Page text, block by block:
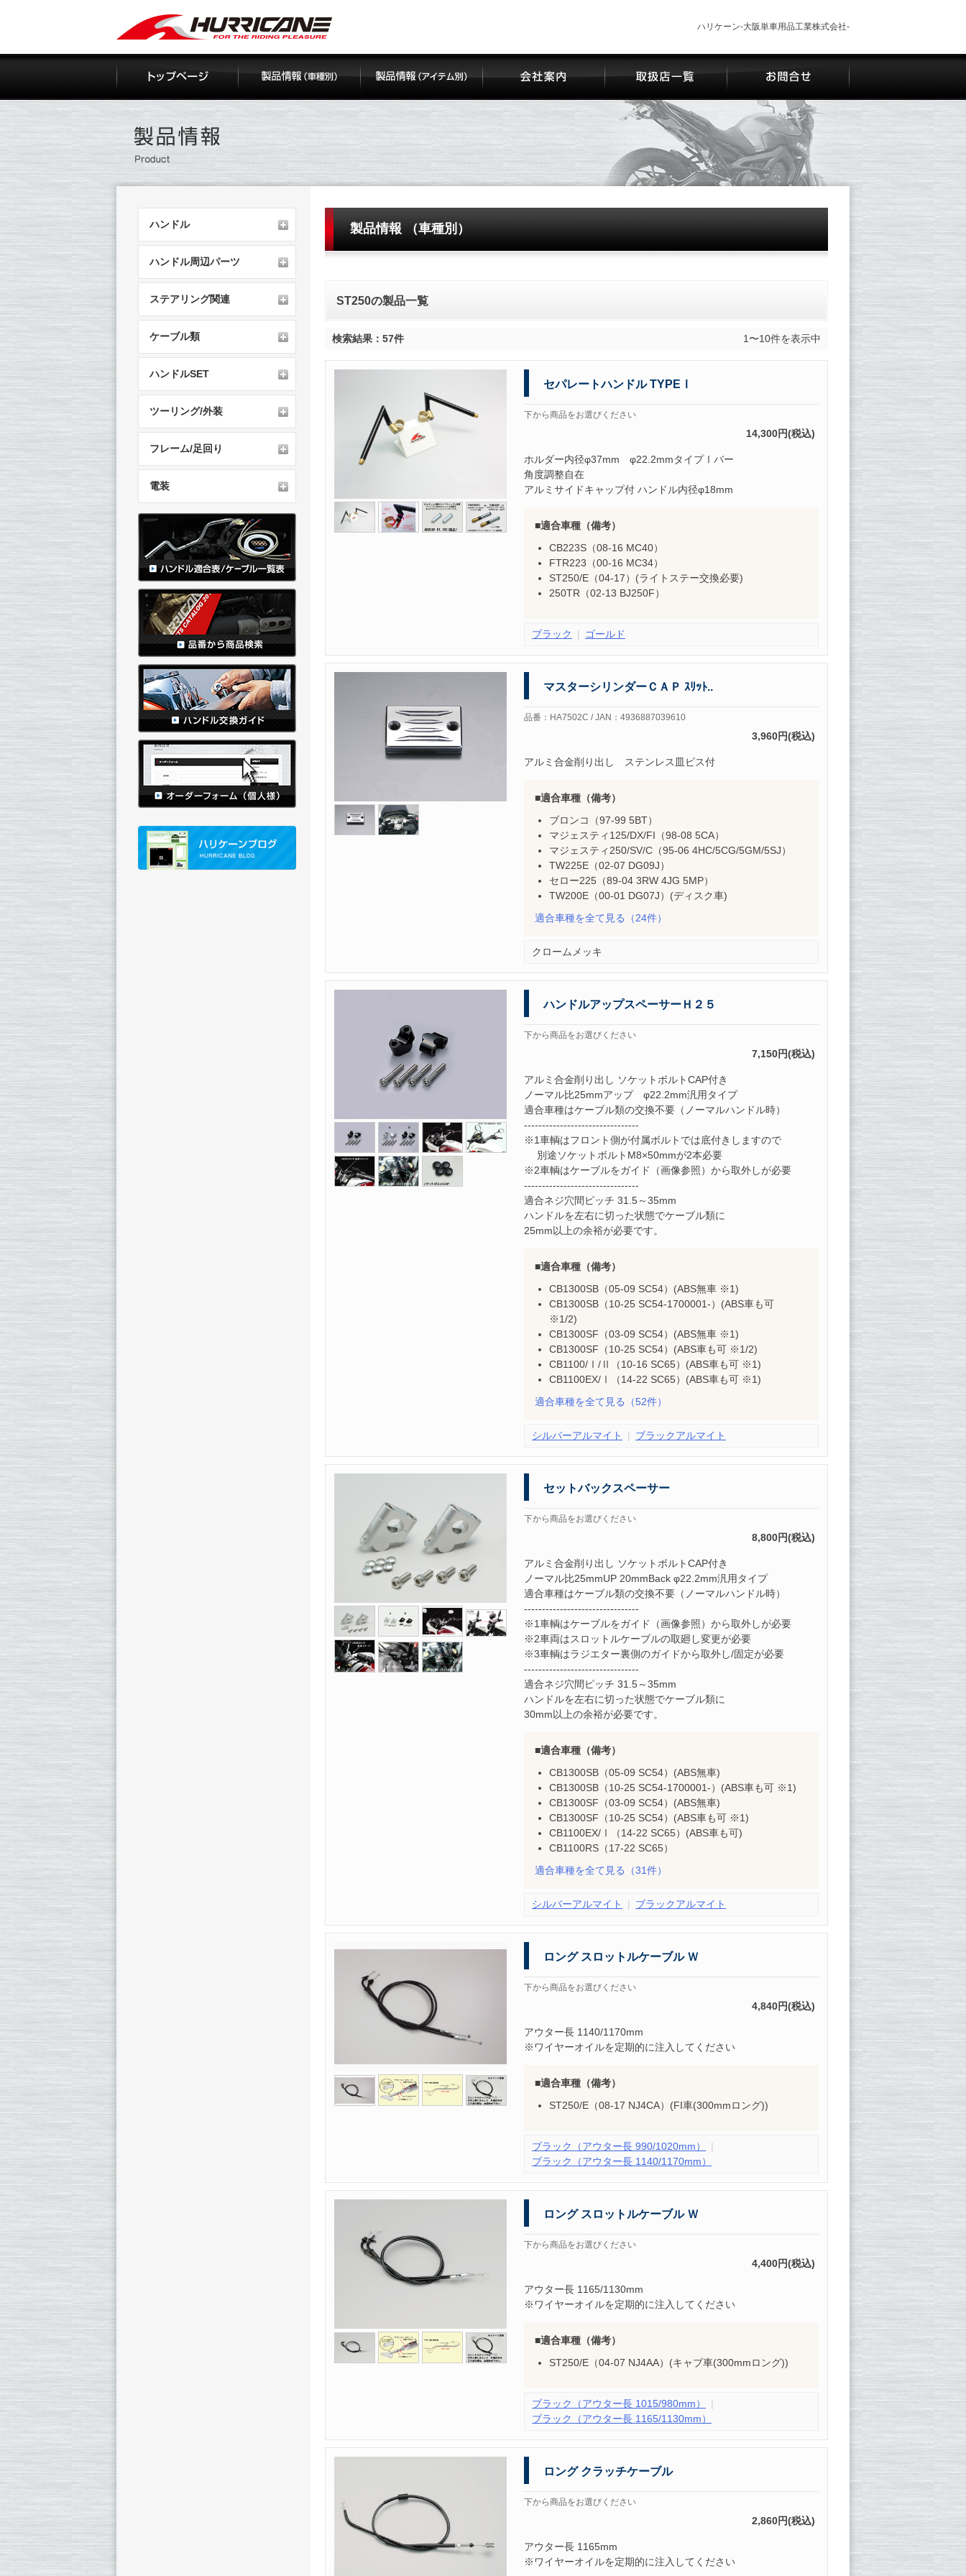
ハリケーン-大阪単車用品工業株式会社-
製品情報 （車種別）
ST250の製品一覧
検索結果：57件 1〜10件を表示中
セパレートハンドル TYPEⅠ
下から商品をお選びください
14,300円(税込)
ホルダー内径φ37mm φ22.2mmタイプⅠバー
角度調整自在
アルミサイドキャップ付 ハンドル内径φ18mm
適合車種（備考）
CB223S（08-16 MC40）
FTR223（00-16 MC34）
ST250/E（04-17）(ライトステー交換必要)
250TR（02-13 BJ250F）
ブラック ゴールド
マスターシリンダーＣＡＰ ｽﾘｯﾄ..
品番：HA7502C / JAN：4936887039610
3,960円(税込)
アルミ合金削り出し ステンレス皿ビス付
適合車種（備考）
ブロンコ（97-99 5BT）
マジェスティ125/DX/FI（98-08 5CA）
マジェスティ250/SV/C（95-06 4HC/5CG/5GM/5SJ）
TW225E（02-07 DG09J）
セロー225（89-04 3RW 4JG 5MP）
TW200E（00-01 DG07J）(ディスク車)
適合車種を全て見る
（24件）
クロームメッキ
ハンドルアップスペーサーＨ２５
下から商品をお選びください
7,150円(税込)
アルミ合金削り出し ソケットボルトCAP付き
ノーマル比25mmアップ φ22.2mm汎用タイプ
適合車種はケーブル類の交換不要（ノーマルハンドル時）
--------------------------------
※1車輌はフロント側が付属ボルトでは底付きしますので
別途ソケットボルトM8×50mmが2本必要
※2車輌はケーブルをガイド（画像参照）から取外しが必要
--------------------------------
適合ネジ穴間ピッチ 31.5～35mm
ハンドルを左右に切った状態でケーブル類に
25mm以上の余裕が必要です。
適合車種（備考）
CB1300SB（05-09 SC54）(ABS無車 ※1)
CB1300SB（10-25 SC54-1700001-）(ABS車も可
※1/2)
CB1300SF（03-09 SC54）(ABS無車 ※1)
CB1300SF（10-25 SC54）(ABS車も可 ※1/2)
CB1100/Ⅰ/Ⅱ（10-16 SC65）(ABS車も可 ※1)
CB1100EX/Ⅰ（14-22 SC65）(ABS車も可 ※1)
適合車種を全て見る
（52件）
シルバーアルマイト ブラックアルマイト
セットバックスペーサー
下から商品をお選びください
8,800円(税込)
アルミ合金削り出し ソケットボルトCAP付き
ノーマル比25mmUP 20mmBack φ22.2mm汎用タイプ
適合車種はケーブル類の交換不要（ノーマルハンドル時）
--------------------------------
※1車輌はケーブルをガイド（画像参照）から取外しが必要
※2車両はスロットルケーブルの取廻し変更が必要
※3車輌はラジエター裏側のガイドから取外し/固定が必要
--------------------------------
適合ネジ穴間ピッチ 31.5～35mm
ハンドルを左右に切った状態でケーブル類に
30mm以上の余裕が必要です。
適合車種（備考）
CB1300SB（05-09 SC54）(ABS無車)
CB1300SB（10-25 SC54-1700001-）(ABS車も可 ※1)
CB1300SF（03-09 SC54）(ABS無車)
CB1300SF（10-25 SC54）(ABS車も可 ※1)
CB1100EX/Ⅰ（14-22 SC65）(ABS車も可)
CB1100RS（17-22 SC65）
適合車種を全て見る
（31件）
シルバーアルマイト ブラックアルマイト
ロング スロットルケーブル Ｗ
下から商品をお選びください
4,840円(税込)
アウター長 1140/1170mm
※ワイヤーオイルを定期的に注入してください
適合車種（備考）
ST250/E（08-17 NJ4CA）(FI車(300mmロング))
ブラック（アウター長 990/1020mm）
ブラック（アウター長 1140/1170mm）
ロング スロットルケーブル Ｗ
下から商品をお選びください
4,400円(税込)
アウター長 1165/1130mm
※ワイヤーオイルを定期的に注入してください
適合車種（備考）
ST250/E（04-07 NJ4AA）(キャブ車(300mmロング))
ブラック（アウター長 1015/980mm）
ブラック（アウター長 1165/1130mm）
ロング クラッチケーブル
下から商品をお選びください
2,860円(税込)
アウター長 1165mm
※ワイヤーオイルを定期的に注入してください
ハンドル
ハンドル周辺パーツ
ステアリング関連
ケーブル類
ハンドルSET
ツーリング/外装
フレーム/足回り
電装